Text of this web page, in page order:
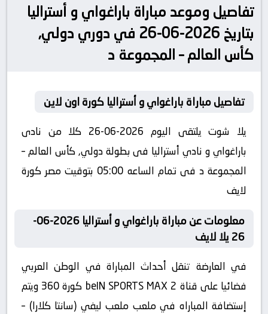
تفاصيل وموعد مباراة باراغواي و أستراليا
بتاريخ 2026-06-26 في دوري دولي,
كأس العالم – المجموعة د
تفاصيل مباراة باراغواي و أستراليا كورة اون لاين
يلا شوت يلتقى اليوم 2026-06-26 كلا من نادى
باراغواي و نادي أستراليا فى بطولة دولي, كأس العالم –
المجموعة د فى تمام الساعه 05:00 بتوقيت مصر كورة
لايف
معلومات عن مباراة باراغواي و أستراليا 2026-06-
26 يلا لايف
في العارضة تنقل أحداث المباراة في الوطن العربي
فضائيا على قناة beIN SPORTS MAX 2 كورة 360 ويتم
إستضافة المباراه في ملعب ملعب ليفي (سانتا كلارا) –